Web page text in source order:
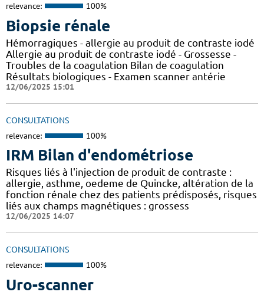
relevance: 100%
Biopsie rénale
Hémorragiques - allergie au produit de contraste iodé
Allergie au produit de contraste iodé - Grossesse -
Troubles de la coagulation Bilan de coagulation
Résultats biologiques - Examen scanner antérie
12/06/2025 15:01
CONSULTATIONS
relevance: 100%
IRM Bilan d'endométriose
Risques liés à l'injection de produit de contraste :
allergie, asthme, oedeme de Quincke, altération de la
fonction rénale chez des patients prédisposés, risques
liés aux champs magnétiques : grossess
12/06/2025 14:07
CONSULTATIONS
relevance: 100%
Uro-scanner